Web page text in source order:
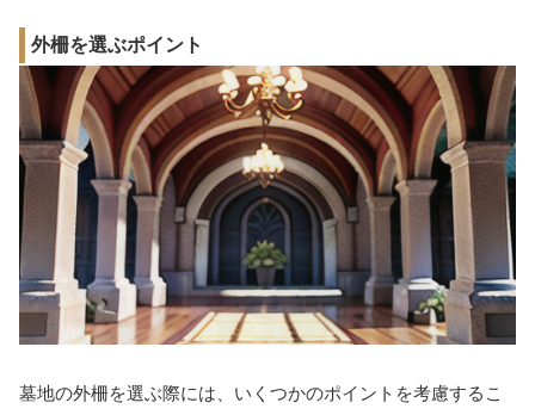
外柵を選ぶポイント
墓地の外柵を選ぶ際には、いくつかのポイントを考慮するこ